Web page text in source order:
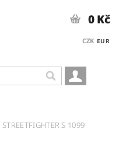
CZK EUR
0 Kč
STREETFIGHTER S 1099